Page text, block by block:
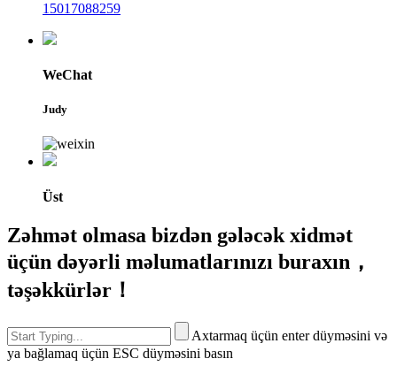
15017088259
WeChat
Judy
Üst
Zəhmət olmasa bizdən gələcək xidmət
üçün dəyərli məlumatlarınızı buraxın，
təşəkkürlər！
Axtarmaq üçün enter düyməsini və
ya bağlamaq üçün ESC düyməsini basın